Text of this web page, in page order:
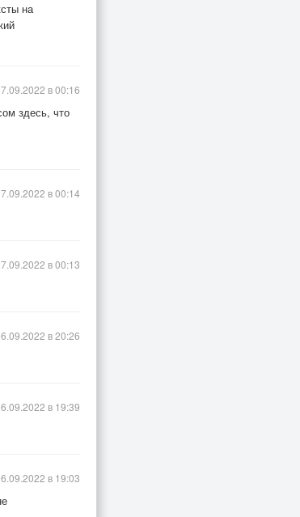
на
здесь, что
в 00:16
в 00:14
в 00:13
в 20:26
в 19:39
в 19:03